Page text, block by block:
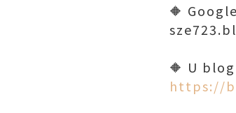
🔶
🔶 U
https://